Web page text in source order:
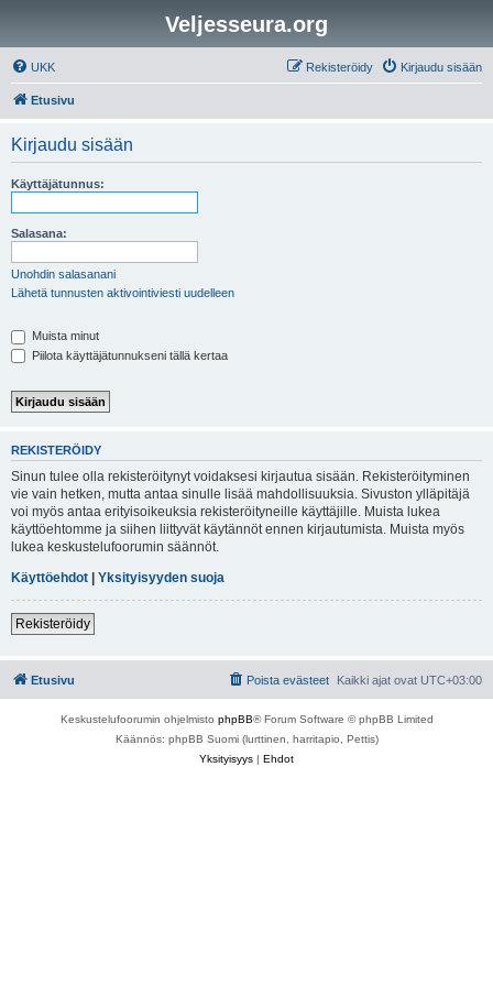
Veljesseura.org
UKK Kirjaudu sisään
Rekisteröidy
Etusivu
Kirjaudu sisään
Käyttäjätunnus:
Salasana:
Unohdin salasanani
Lähetä tunnusten aktivointiviesti uudelleen
Muista minut
Piilota käyttäjätunnukseni tällä kertaa
REKISTERÖIDY
Sinun tulee olla rekisteröitynyt voidaksesi kirjautua sisään. Rekisteröityminen
vie vain hetken, mutta antaa sinulle lisää mahdollisuuksia. Sivuston ylläpitäjä
voi myös antaa erityisoikeuksia rekisteröityneille käyttäjille. Muista lukea
käyttöehtomme ja siihen liittyvät käytännöt ennen kirjautumista. Muista myös
lukea keskustelufoorumin säännöt.
Käyttöehdot | Yksityisyyden suoja
Rekisteröidy
Etusivu Kaikki ajat ovat UTC+03:00
Poista evästeet
Keskustelufoorumin ohjelmisto phpBB® Forum Software © phpBB Limited
Käännös: phpBB Suomi (lurttinen, harritapio, Pettis)
Yksityisyys | Ehdot